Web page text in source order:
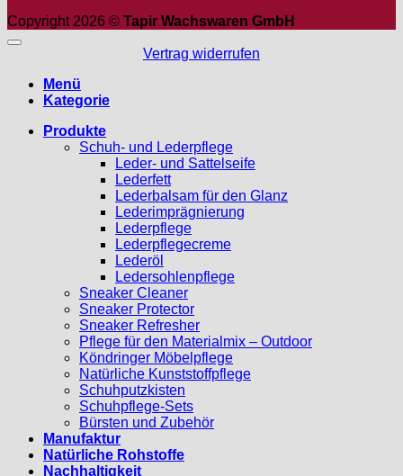
Copyright 2026 © Tapir Wachswaren GmbH
Vertrag widerrufen
Menü
Kategorie
Produkte
Schuh- und Lederpflege
Leder- und Sattelseife
Lederfett
Lederbalsam für den Glanz
Lederimprägnierung
Lederpflege
Lederpflegecreme
Lederöl
Ledersohlenpflege
Sneaker Cleaner
Sneaker Protector
Sneaker Refresher
Pflege für den Materialmix – Outdoor
Köndringer Möbelpflege
Natürliche Kunststoffpflege
Schuhputzkisten
Schuhpflege-Sets
Bürsten und Zubehör
Manufaktur
Natürliche Rohstoffe
Nachhaltigkeit